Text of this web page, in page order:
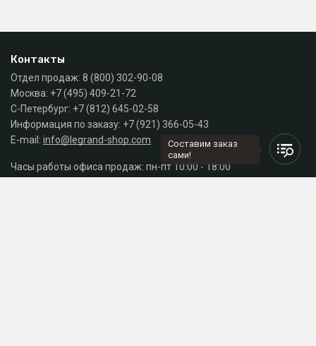
Контакты
Отдел продаж: 8 (800) 302-90-08
Москва: +7 (495) 409-21-72
С-Петербург: +7 (812) 645-02-58
Информация по заказу: +7 (921) 366-05-43
E-mail: info@legrand-shop.com
Часы работы офиса продаж: пн-пт 10:00 - 18:00
Составим заказ
сами!